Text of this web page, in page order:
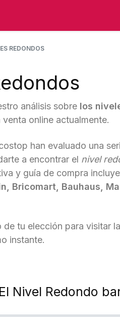
REDONDOS
análisis sobre los
venta online actualmente.
han evaluado una
a encontrar el nivel
y guía de compra
Bricomart, Bauhaus,
de tu elección para visitar
instante.
El Nivel Redondo